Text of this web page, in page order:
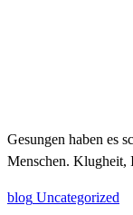
Gesungen haben es
Menschen. Klugheit,
blog Uncategorized